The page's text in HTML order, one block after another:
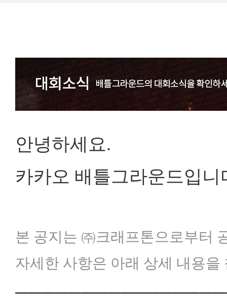
안녕하세요.
카카오 배틀그라운드입니
본 공지는 ㈜크래프톤으로부터
자세한 사항은 아래 상세 내용